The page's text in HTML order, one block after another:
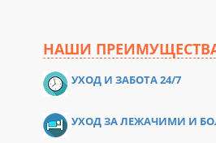
НАШИ
УХОД И ЗАБОТА 24/7
УХОД ЗА ЛЕЖАЧИМИ И